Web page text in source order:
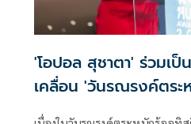
'โอปอล สุชาตา' ร่วมเ
เคลื่อน 'วันรณรงค์ตร
2569'